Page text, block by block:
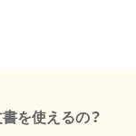
を使えるの？